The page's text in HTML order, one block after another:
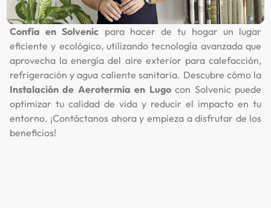
Confía en Solvenic para hacer de tu hogar un lugar
eficiente y ecológico, utilizando tecnología avanzada que
aprovecha la energía del aire exterior para calefacción,
refrigeración y agua caliente sanitaria. Descubre cómo la
Instalación de Aerotermia en Lugocon Solvenic puede
optimizar tu calidad de vida y reducir el impacto en tu
entorno. ¡Contáctanos ahora y empieza a disfrutar de los
beneficios!